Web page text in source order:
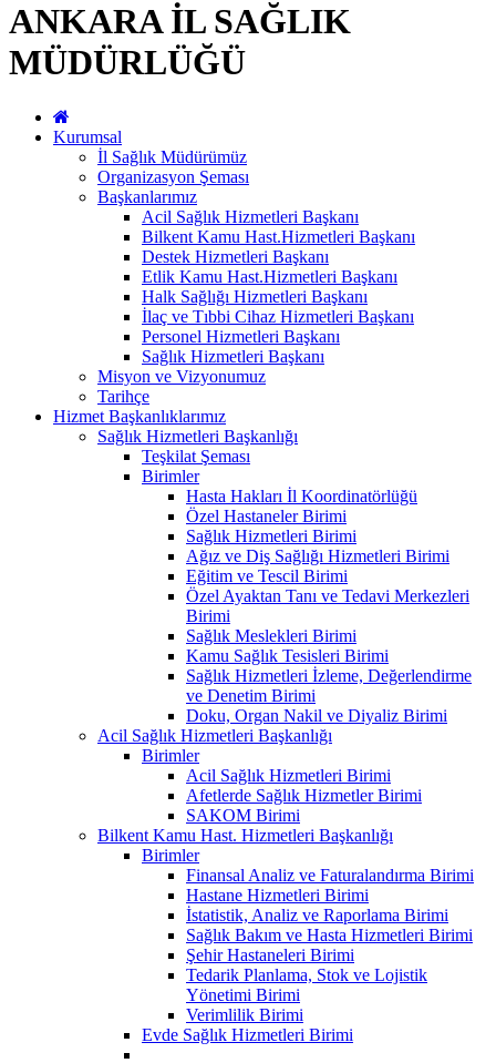
ANKARA İL SAĞLIK
MÜDÜRLÜĞÜ
Kurumsal
İl Sağlık Müdürümüz
Organizasyon Şeması
Başkanlarımız
Acil Sağlık Hizmetleri Başkanı
Bilkent Kamu Hast.Hizmetleri Başkanı
Destek Hizmetleri Başkanı
Etlik Kamu Hast.Hizmetleri Başkanı
Halk Sağlığı Hizmetleri Başkanı
İlaç ve Tıbbi Cihaz Hizmetleri Başkanı
Personel Hizmetleri Başkanı
Sağlık Hizmetleri Başkanı
Misyon ve Vizyonumuz
Tarihçe
Hizmet Başkanlıklarımız
Sağlık Hizmetleri Başkanlığı
Teşkilat Şeması
Birimler
Hasta Hakları İl Koordinatörlüğü
Özel Hastaneler Birimi
Sağlık Hizmetleri Birimi
Ağız ve Diş Sağlığı Hizmetleri Birimi
Eğitim ve Tescil Birimi
Özel Ayaktan Tanı ve Tedavi Merkezleri
Birimi
Sağlık Meslekleri Birimi
Kamu Sağlık Tesisleri Birimi
Sağlık Hizmetleri İzleme, Değerlendirme
ve Denetim Birimi
Doku, Organ Nakil ve Diyaliz Birimi
Acil Sağlık Hizmetleri Başkanlığı
Birimler
Acil Sağlık Hizmetleri Birimi
Afetlerde Sağlık Hizmetler Birimi
SAKOM Birimi
Bilkent Kamu Hast. Hizmetleri Başkanlığı
Birimler
Finansal Analiz ve Faturalandırma Birimi
Hastane Hizmetleri Birimi
İstatistik, Analiz ve Raporlama Birimi
Sağlık Bakım ve Hasta Hizmetleri Birimi
Şehir Hastaneleri Birimi
Tedarik Planlama, Stok ve Lojistik
Yönetimi Birimi
Verimlilik Birimi
Evde Sağlık Hizmetleri Birimi